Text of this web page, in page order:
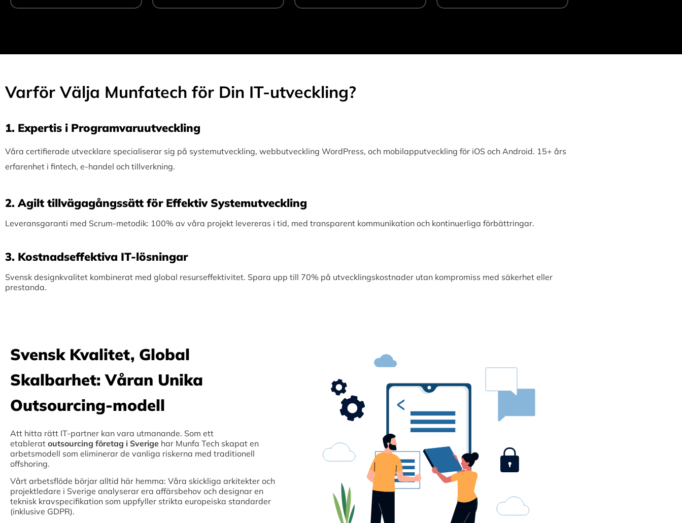
Varför Välja Munfatech för Din IT-utveckling?
1.⁠ ⁠Expertis i Programvaruutveckling
Våra certifierade utvecklare specialiserar sig på systemutveckling, webbutveckling WordPress, och mobilapputveckling för iOS och Android. 15+ års
erfarenhet i fintech, e-handel och tillverkning.
2.⁠ ⁠Agilt tillvägagångssätt för Effektiv Systemutveckling
Leveransgaranti med Scrum-metodik: 100% av våra projekt levereras i tid, med transparent kommunikation och kontinuerliga förbättringar.
3.⁠ ⁠Kostnadseffektiva IT-lösningar
Svensk designkvalitet kombinerat med global resurseffektivitet. Spara upp till 70% på utvecklingskostnader utan kompromiss med säkerhet eller
prestanda.
Svensk Kvalitet, Global
Skalbarhet: Våran Unika
Outsourcing-modell
Att hitta rätt IT-partner kan vara utmanande. Som ett
etablerat outsourcing företag i Sverige har Munfa Tech skapat en
arbetsmodell som eliminerar de vanliga riskerna med traditionell
offshoring.
Vårt arbetsflöde börjar alltid här hemma: Våra skickliga arkitekter och
projektledare i Sverige analyserar era affärsbehov och designar en
teknisk kravspecifikation som uppfyller strikta europeiska standarder
(inklusive GDPR).